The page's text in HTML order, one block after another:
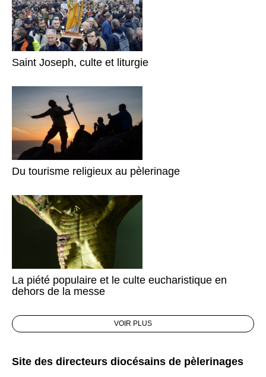
Saint Joseph, culte et liturgie
Du tourisme religieux au pèlerinage
La piété populaire et le culte eucharistique en
dehors de la messe
VOIR PLUS
Site des directeurs diocésains de pèlerinages